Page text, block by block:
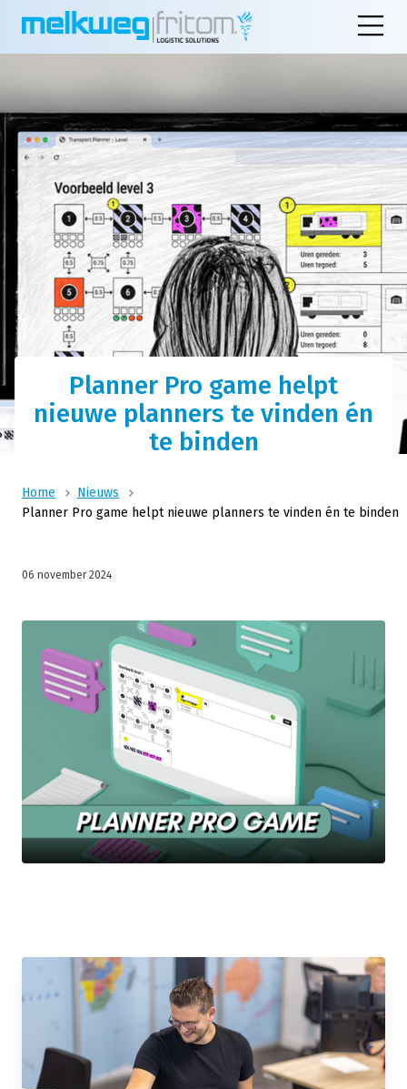
Planner Pro game helpt
nieuwe planners te vinden én
te binden
Home
Nieuws
Planner Pro game helpt nieuwe planners te vinden én te binden
06 november 2024